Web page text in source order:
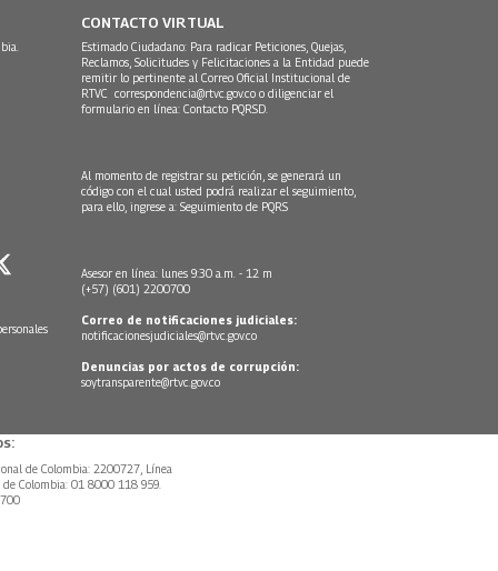
CONTACTO VIRTUAL
Estimado Ciudadano: Para radicar Peticiones, Quejas,
Reclamos, Solicitudes y Felicitaciones a la Entidad puede
remitir lo pertinente al Correo Oficial Institucional de
RTVC correspondencia@rtvc.gov.co o diligenciar el
formulario en línea: Contacto PQRSD.
Al momento de registrar su petición, se generará un
código con el cual usted podrá realizar el seguimiento,
para ello, ingrese a: Seguimiento de PQRS
Asesor en línea: lunes 9:30 a.m. - 12 m
(+57) (601) 2200700
Correo de notificaciones judiciales:
notificacionesjudiciales@rtvc.gov.co
Denuncias por actos de corrupción:
soytransparente@rtvc.gov.co
de Colombia: 2200727, Línea
Colombia: 01 8000 118 959.